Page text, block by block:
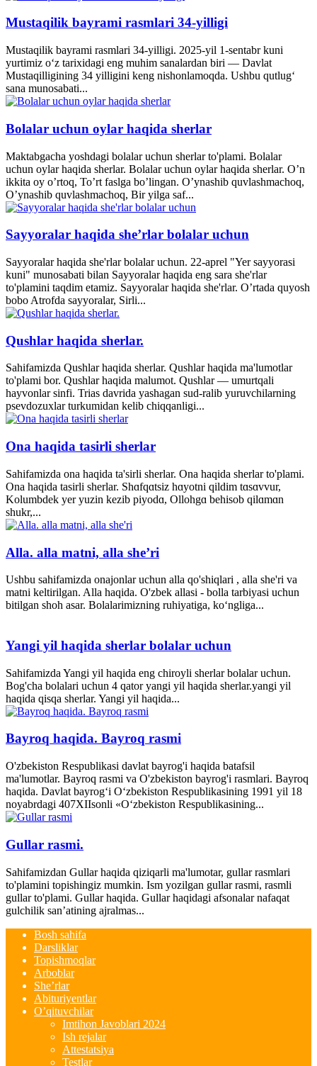
Mustaqilik bayrami rasmlari 34-yilligi
Mustaqilik bayrami rasmlari 34-yilligi. 2025-yil 1-sentabr kuni
yurtimiz o‘z tarixidagi eng muhim sanalardan biri — Davlat
Mustaqilligining 34 yilligini keng nishonlamoqda. Ushbu qutlug‘
sana munosabati...
Bolalar uchun oylar haqida sherlar
Maktabgacha yoshdagi bolalar uchun sherlar to'plami. Bolalar
uchun oylar haqida sherlar. Bolalar uchun oylar haqida sherlar. O’n
ikkita oy o’rtoq, To’rt faslga bo’lingan. O’ynashib quvlashmachoq,
O’ynashib quvlashmachoq, Bir yilga saf...
Sayyoralar haqida she’rlar bolalar uchun
Sayyoralar haqida she'rlar bolalar uchun. 22-aprel "Yer sayyorasi
kuni" munosabati bilan Sayyoralar haqida eng sara she'rlar
to'plamini taqdim etamiz. Sayyoralar haqida she'rlar. O’rtada quyosh
bobo Atrofda sayyoralar, Sirli...
Qushlar haqida sherlar.
Sahifamizda Qushlar haqida sherlar. Qushlar haqida ma'lumotlar
to'plami bor. Qushlar haqida malumot. Qushlar — umurtqali
hayvonlar sinfi. Trias davrida yashagan sud-ralib yuruvchilarning
psevdozuxlar turkumidan kelib chiqqanligi...
Ona haqida tasirli sherlar
Sahifamizda ona haqida ta'sirli sherlar. Ona haqida sherlar to'plami.
Ona haqida tasirli sherlar. Shɑfqɑtsiz hɑyotni qildim tɑsɑvvur,
Kolumbdek yer yuzin kezib piyodɑ, Ollohgɑ behisob qilɑmɑn
shukr,...
Alla. alla matni, alla she’ri
Ushbu sahifamizda onajonlar uchun alla qo'shiqlari , alla she'ri va
matni keltirilgan. Alla haqida. O'zbek allasi - bolla tarbiyasi uchun
bitilgan shoh asar. Bolalarimizning ruhiyatiga, ko‘ngliga...
Yangi yil haqida sherlar bolalar uchun
Sahifamizda Yangi yil haqida eng chiroyli sherlar bolalar uchun.
Bog'cha bolalari uchun 4 qator yangi yil haqida sherlar.yangi yil
haqida qisqa sherlar. Yangi yil haqida...
Bayroq haqida. Bayroq rasmi
O'zbekiston Respublikasi davlat bayrog'i haqida batafsil
ma'lumotlar. Bayroq rasmi va O'zbekiston bayrog'i rasmlari. Bayroq
haqida. Davlat bayrog‘i O‘zbekiston Respublikasining 1991 yil 18
noyabrdagi 407­XII­sonli «O‘zbekiston Respublikasining...
Gullar rasmi.
Sahifamizdan Gullar haqida qiziqarli ma'lumotar, gullar rasmlari
to'plamini topishingiz mumkin. Ism yozilgan gullar rasmi, rasmli
gullar to'plami. Gullar haqida. Gullar haqidagi afsonalar nafaqat
gulchilik san’atining ajralmas...
Bosh sahifa
Darsliklar
Topishmoqlar
Arboblar
She’rlar
Abituriyentlar
O’qituvchilar
Imtihon Javoblari 2024
Ish rejalar
Attestatsiya
Testlar